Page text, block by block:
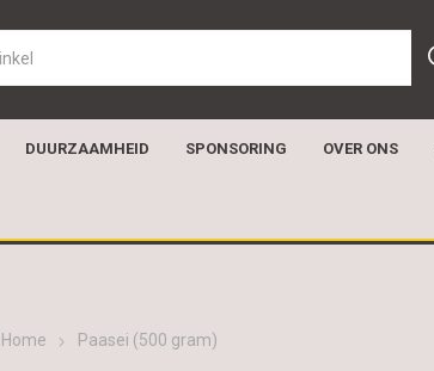
DUURZAAMHEID SPONSORING OVER ONS
Home Paasei (500 gram)